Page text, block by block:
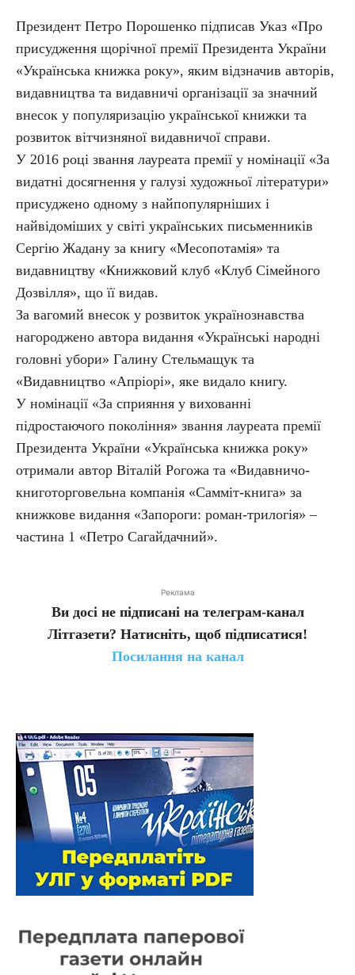
Президент Петро Порошенко підписав Указ «Про
присудження щорічної премії Президента України
«Українська книжка року», яким відзначив авторів,
видавництва та видавничі організації за значний
внесок у популяризацію української книжки та
розвиток вітчизняної видавничої справи.
У 2016 році звання лауреата премії у номінації «За
видатні досягнення у галузі художньої літератури»
присуджено одному з найпопулярніших і
найвідоміших у світі українських письменників
Сергію Жадану за книгу «Месопотамія» та
видавництву «Книжковий клуб «Клуб Сімейного
Дозвілля», що її видав.
За вагомий внесок у розвиток українознавства
нагороджено автора видання «Українські народні
головні убори» Галину Стельмащук та
«Видавництво «Апріорі», яке видало книгу.
У номінації «За сприяння у вихованні
підростаючого покоління» звання лауреата премії
Президента України «Українська книжка року»
отримали автор Віталій Рогожа та «Видавничо-
книготорговельна компанія «Самміт-книга» за
книжкове видання «Запороги: роман-трилогія» –
частина 1 «Петро Сагайдачний».
Реклама
Ви досі не підписані на телеграм-канал
Літгазети? Натисніть, щоб підписатися!
Посилання на канал